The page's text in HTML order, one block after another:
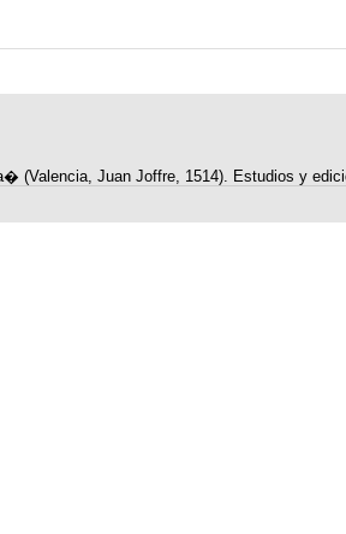
(Valencia, Juan Joffre, 1514). Estudios y